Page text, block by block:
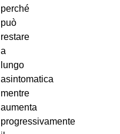
perché
può
restare
a
lungo
asintomatica
mentre
aumenta
progressivamente